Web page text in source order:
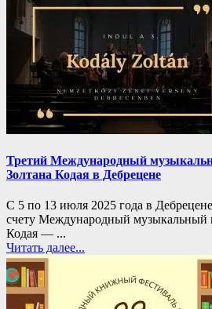
Третий Международный
Золтана Кодая в Дебрецене
С 5 по 13 июля 2025 года в
счету Международный музыкальный
Кодая — ...
Читать далее...